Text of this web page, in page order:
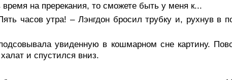
время на пререкания, то сможете быть у меня к...
часов утра! – Лэнгдон бросил трубку и, рухнув в
увиденную в кошмарном сне картину.
и спустился вниз.